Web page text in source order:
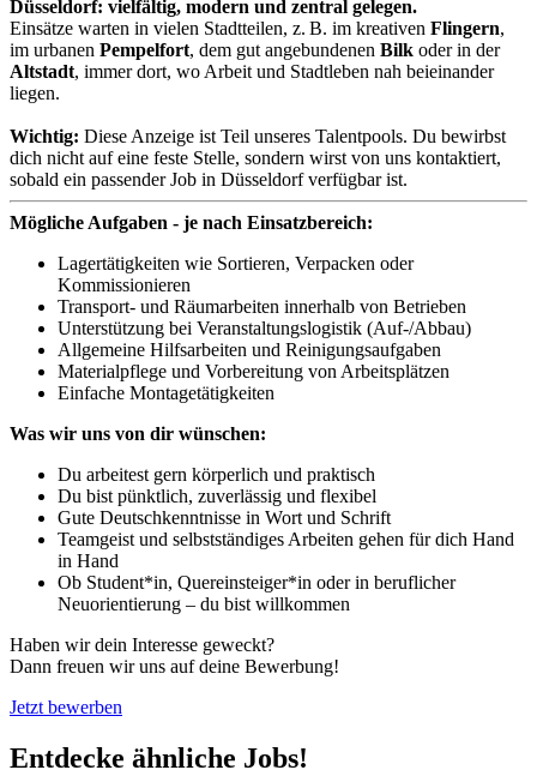
Düsseldorf: vielfältig, modern und zentral gelegen.
Einsätze warten in vielen Stadtteilen, z. B. im kreativen Flingern,
im urbanen Pempelfort, dem gut angebundenen Bilk oder in der
Altstadt, immer dort, wo Arbeit und Stadtleben nah beieinander
liegen.
Wichtig: Diese Anzeige ist Teil unseres Talentpools. Du bewirbst
dich nicht auf eine feste Stelle, sondern wirst von uns kontaktiert,
sobald ein passender Job in Düsseldorf verfügbar ist.
Mögliche Aufgaben - je nach Einsatzbereich:
Lagertätigkeiten wie Sortieren, Verpacken oder
Kommissionieren
Transport- und Räumarbeiten innerhalb von Betrieben
Unterstützung bei Veranstaltungslogistik (Auf-/Abbau)
Allgemeine Hilfsarbeiten und Reinigungsaufgaben
Materialpflege und Vorbereitung von Arbeitsplätzen
Einfache Montagetätigkeiten
Was wir uns von dir wünschen:
Du arbeitest gern körperlich und praktisch
Du bist pünktlich, zuverlässig und flexibel
Gute Deutschkenntnisse in Wort und Schrift
Teamgeist und selbstständiges Arbeiten gehen für dich Hand
in Hand
Ob Student*in, Quereinsteiger*in oder in beruflicher
Neuorientierung – du bist willkommen
Haben wir dein Interesse geweckt?
Dann freuen wir uns auf deine Bewerbung!
Jetzt bewerben
Entdecke ähnliche Jobs!